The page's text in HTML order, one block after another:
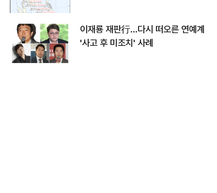
이재룡 재판行…다시 떠오른 연예계
'사고 후 미조치' 사례